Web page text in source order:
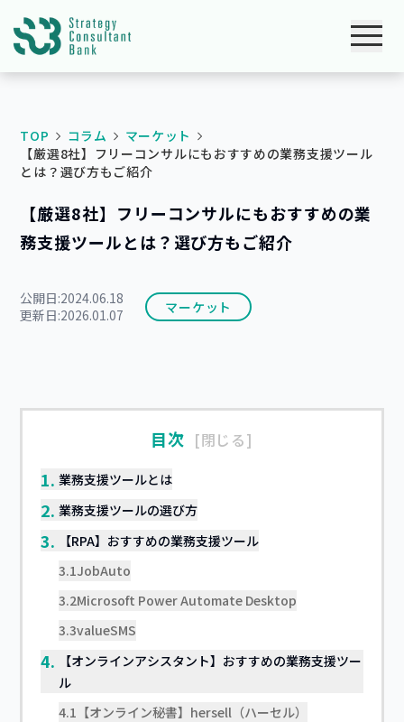
TOP コラム
マーケット
【厳選8社】フリーコンサルにもおすすめの業務支援ツール
とは？選び方もご紹介
【厳選8社】フリーコンサルにもおすすめの業
務支援ツールとは？選び方もご紹介
公開日:2024.06.18
更新日:2026.01.07 マーケット
目次 閉じる
1. 業務支援ツールとは
2. 業務支援ツールの選び方
3.
【RPA】おすすめの業務支援ツール
3.1JobAuto
3.2Microsoft Power Automate Desktop
3.3valueSMS
4.
【オンラインアシスタント】おすすめの業務支援ツー
ル
4.1 【オンライン秘書】hersell（ハーセル）